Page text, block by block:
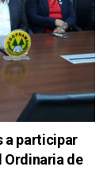
a participar
Ordinaria de